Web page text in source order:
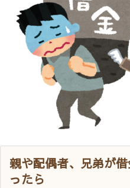
親や配偶者、兄弟が
ったら